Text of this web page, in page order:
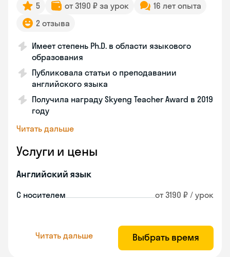
5 от 3190 ₽ за урок
16 лет опыта
2 отзыва
Имеет степень Ph.D. в области языкового
образования
Публиковала статьи о преподавании
английского языка
Получила награду Skyeng Teacher Award в 2019
году
Читать дальше
Услуги и цены
Английский язык
С носителем от 3190 ₽ / урок
Читать дальше Выбрать время